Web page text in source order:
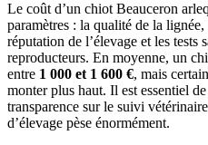
Le coût d’un chiot Beauceron
paramètres : la qualité de la
réputation de l’élevage et les tests
reproducteurs. En moyenne, un
entre 1 000 et 1 600 €, mais
monter plus haut. Il est essentiel
transparence sur le suivi
d’élevage pèse énormément.